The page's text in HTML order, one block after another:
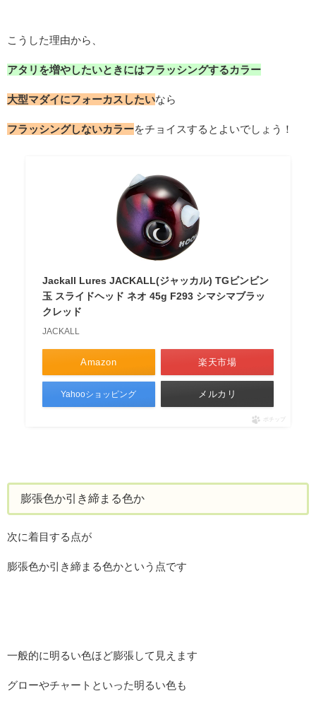
こうした理由から、
アタリを増やしたいときにはフラッシングするカラー
大型マダイにフォーカスしたいなら
フラッシングしないカラーをチョイスするとよいでしょう！
Jackall Lures JACKALL(ジャッカル) TGビンビン
玉 スライドヘッド ネオ 45g F293 シマシマブラッ
クレッド
JACKALL
Amazon 楽天市場
Yahooショッピング メルカリ
ポチップ
膨張色か引き締まる色か
次に着目する点が
膨張色か引き締まる色かという点です
一般的に明るい色ほど膨張して見えます
グローやチャートといった明るい色も